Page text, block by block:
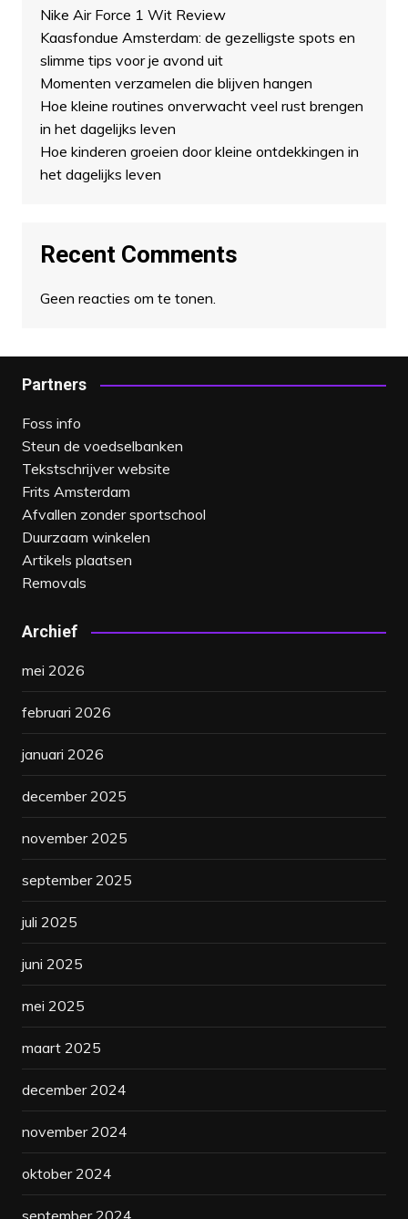
Nike Air Force 1 Wit Review
Kaasfondue Amsterdam: de gezelligste spots en
slimme tips voor je avond uit
Momenten verzamelen die blijven hangen
Hoe kleine routines onverwacht veel rust brengen
in het dagelijks leven
Hoe kinderen groeien door kleine ontdekkingen in
het dagelijks leven
Recent Comments
Geen reacties om te tonen.
Partners
Foss info
Steun de voedselbanken
Tekstschrijver website
Frits Amsterdam
Afvallen zonder sportschool
Duurzaam winkelen
Artikels plaatsen
Removals
Archief
mei 2026
februari 2026
januari 2026
december 2025
november 2025
september 2025
juli 2025
juni 2025
mei 2025
maart 2025
december 2024
november 2024
oktober 2024